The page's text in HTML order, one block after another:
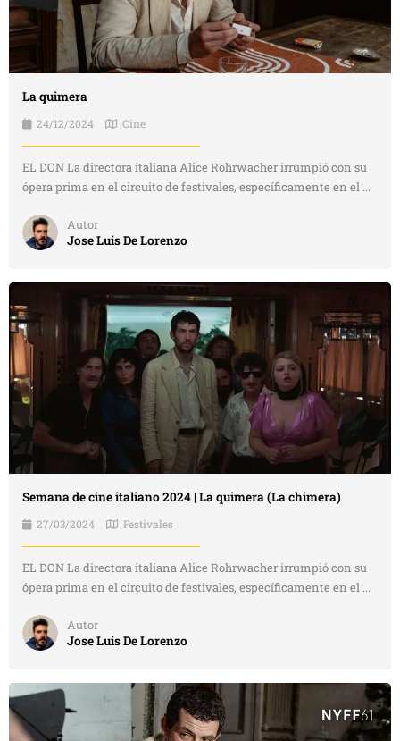
La quimera
24/12/2024 Cine
EL DON La directora italiana Alice Rohrwacher irrumpió con su
ópera prima en el circuito de festivales, específicamente en el ...
Autor
Jose Luis De Lorenzo
Semana de cine italiano 2024 | La quimera (La chimera)
27/03/2024 Festivales
EL DON La directora italiana Alice Rohrwacher irrumpió con su
ópera prima en el circuito de festivales, específicamente en el ...
Autor
Jose Luis De Lorenzo